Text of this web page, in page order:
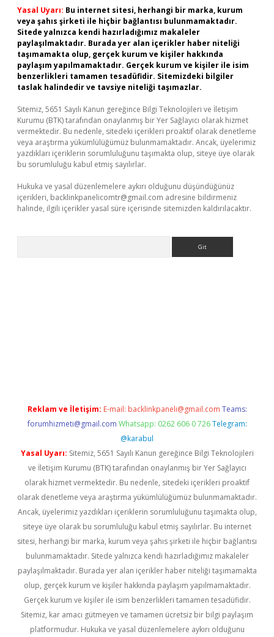
Yasal Uyarı: Bu internet sitesi, herhangi bir marka, kurum
veya şahıs şirketi ile hiçbir bağlantısı bulunmamaktadır.
Sitede yalnızca kendi hazırladığımız makaleler
paylaşılmaktadır. Burada yer alan içerikler haber niteliği
taşımamakta olup, gerçek kurum ve kişiler hakkında
paylaşım yapılmamaktadır. Gerçek kurum ve kişiler ile isim
benzerlikleri tamamen tesadüfidir. Sitemizdeki bilgiler
taslak halindedir ve tavsiye niteliği taşımazlar.
Sitemiz, 5651 Sayılı Kanun gereğince Bilgi Teknolojileri ve İletişim
Kurumu (BTK) tarafından onaylanmış bir Yer Sağlayıcı olarak hizmet
vermektedir. Bu nedenle, sitedeki içerikleri proaktif olarak denetleme
veya araştırma yükümlülüğümüz bulunmamaktadır. Ancak, üyelerimiz
yazdıkları içeriklerin sorumluluğunu taşımakta olup, siteye üye olarak
bu sorumluluğu kabul etmiş sayılırlar.
Hukuka ve yasal düzenlemelere aykırı olduğunu düşündüğünüz
içerikleri, backlinkpanelicomtr@gmail.com adresine bildirmeniz
halinde, ilgili içerikler yasal süre içerisinde sitemizden kaldırılacaktır.
Reklam ve İletişim: E-mail: backlinkpaneli@gmail.com Teams:
forumhizmeti@gmail.com Whatsapp: 0262 606 0 726 Telegram:
@karabul
Yasal Uyarı: Sitemiz, 5651 Sayılı Kanun gereğince Bilgi Teknolojileri
ve İletişim Kurumu (BTK) tarafından onaylanmış bir Yer Sağlayıcı
olarak hizmet vermektedir. Bu nedenle, sitedeki içerikleri proaktif
olarak denetleme veya araştırma yükümlülüğümüz bulunmamaktadır.
Ancak, üyelerimiz yazdıkları içeriklerin sorumluluğunu taşımakta olup,
siteye üye olarak bu sorumluluğu kabul etmiş sayılırlar. Bu internet
sitesi, herhangi bir marka, kurum veya şahıs şirketi ile hiçbir bağlantısı
bulunmamaktadır. Sitede yalnızca kendi hazırladığımız makaleler
paylaşılmaktadır. Burada yer alan içerikler haber niteliği taşımamakta
olup, gerçek kurum ve kişiler hakkında paylaşım yapılmamaktadır.
Gerçek kurum ve kişiler ile isim benzerlikleri tamamen tesadüfidir.
Sitemiz, kar amacı gütmeyen ve tamamen ücretsiz bir bilgi paylaşım
platformudur. Hukuka ve yasal düzenlemelere aykırı olduğunu